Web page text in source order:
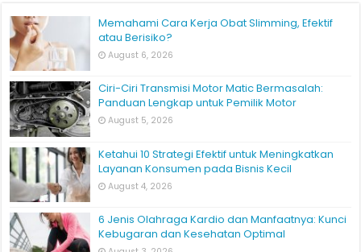
Memahami Cara Kerja Obat Slimming, Efektif
atau Berisiko?
August 6, 2026
Ciri-Ciri Transmisi Motor Matic Bermasalah:
Panduan Lengkap untuk Pemilik Motor
August 5, 2026
Ketahui 10 Strategi Efektif untuk Meningkatkan
Layanan Konsumen pada Bisnis Kecil
August 4, 2026
6 Jenis Olahraga Kardio dan Manfaatnya: Kunci
Kebugaran dan Kesehatan Optimal